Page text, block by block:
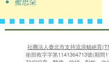
社團法人臺北市支持流浪貓絕育
衛部救字字第1141364713號(期間